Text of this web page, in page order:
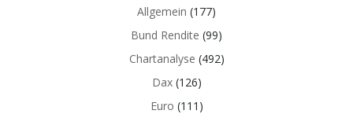
Allgemein (177)
Bund Rendite (99)
Chartanalyse (492)
Dax(126)
Euro (111)